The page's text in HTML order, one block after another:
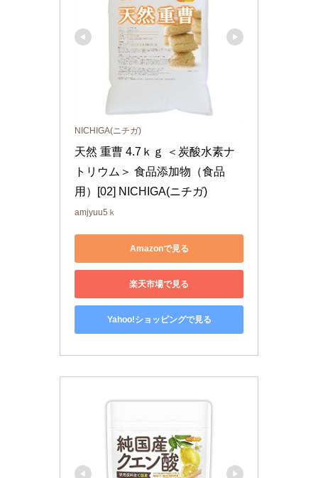
NICHIGA(ニチガ)
天然 重曹 4.7ｋｇ ＜炭酸水素ナ
トリウム＞ 食品添加物（食品
用）[02] NICHIGA(ニチガ)
amjyuu5ｋ
Amazonで見る
楽天市場で見る
Yahoo!ショッピングで見る